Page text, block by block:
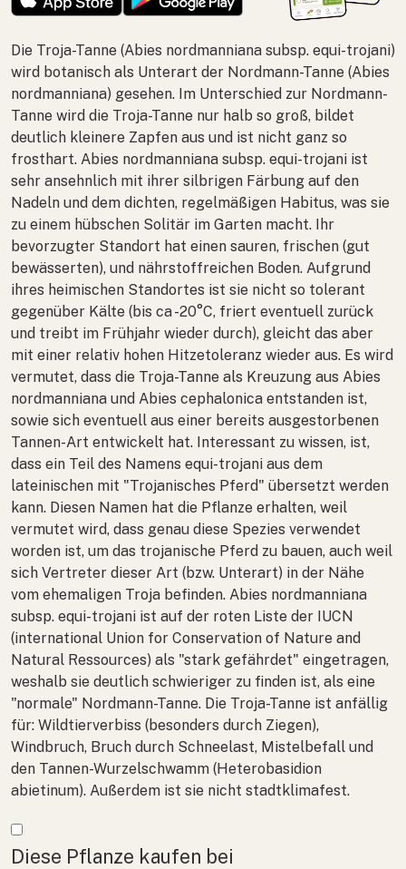
Die Troja-Tanne (Abies nordmanniana subsp. equi-trojani)
wird botanisch als Unterart der Nordmann-Tanne (Abies
nordmanniana) gesehen. Im Unterschied zur Nordmann-
Tanne wird die Troja-Tanne nur halb so groß, bildet
deutlich kleinere Zapfen aus und ist nicht ganz so
frosthart. Abies nordmanniana subsp. equi-trojani ist
sehr ansehnlich mit ihrer silbrigen Färbung auf den
Nadeln und dem dichten, regelmäßigen Habitus, was sie
zu einem hübschen Solitär im Garten macht. Ihr
bevorzugter Standort hat einen sauren, frischen (gut
bewässerten), und nährstoffreichen Boden. Aufgrund
ihres heimischen Standortes ist sie nicht so tolerant
gegenüber Kälte (bis ca -20°C, friert eventuell zurück
und treibt im Frühjahr wieder durch), gleicht das aber
mit einer relativ hohen Hitzetoleranz wieder aus. Es wird
vermutet, dass die Troja-Tanne als Kreuzung aus Abies
nordmanniana und Abies cephalonica entstanden ist,
sowie sich eventuell aus einer bereits ausgestorbenen
Tannen-Art entwickelt hat. Interessant zu wissen, ist,
dass ein Teil des Namens equi-trojani aus dem
lateinischen mit "Trojanisches Pferd" übersetzt werden
kann. Diesen Namen hat die Pflanze erhalten, weil
vermutet wird, dass genau diese Spezies verwendet
worden ist, um das trojanische Pferd zu bauen, auch weil
sich Vertreter dieser Art (bzw. Unterart) in der Nähe
vom ehemaligen Troja befinden. Abies nordmanniana
subsp. equi-trojani ist auf der roten Liste der IUCN
(international Union for Conservation of Nature and
Natural Ressources) als "stark gefährdet" eingetragen,
weshalb sie deutlich schwieriger zu finden ist, als eine
"normale" Nordmann-Tanne. Die Troja-Tanne ist anfällig
für: Wildtierverbiss (besonders durch Ziegen),
Windbruch, Bruch durch Schneelast, Mistelbefall und
den Tannen-Wurzelschwamm (Heterobasidion
abietinum). Außerdem ist sie nicht stadtklimafest.
Mehr anzeigen
Diese Pflanze kaufen bei